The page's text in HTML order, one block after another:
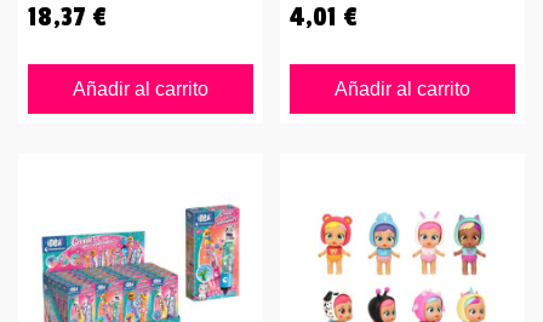
18,37 €
Añadir al carrito
4,01 €
Añadir al carrito